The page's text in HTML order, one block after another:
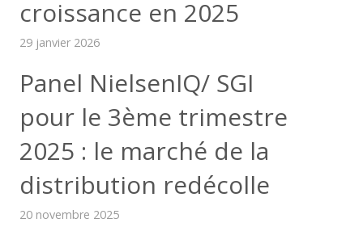
croissance en 2025
29 janvier 2026
Panel NielsenIQ/ SGI
pour le 3ème trimestre
2025 : le marché de la
distribution redécolle
20 novembre 2025